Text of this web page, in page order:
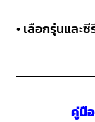
• เลือกรุ่นและ
คู่มื